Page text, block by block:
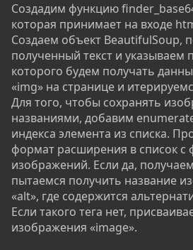
Создадим функцию
которая принимает на входе
Создаем объект BeautifulSoup,
полученный текст и
которого будем получать
«img» на странице и
Для того, чтобы сохранять
названиями, добавим
индекса элемента из списка.
формат расширения в список с
изображений. Если да,
пытаемся получить название
«alt», где содержится
Если такого тега нет,
изображения «image».